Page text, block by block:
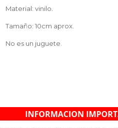
Material: vinilo.
Tamaño: 10cm aprox.
No es un juguete.